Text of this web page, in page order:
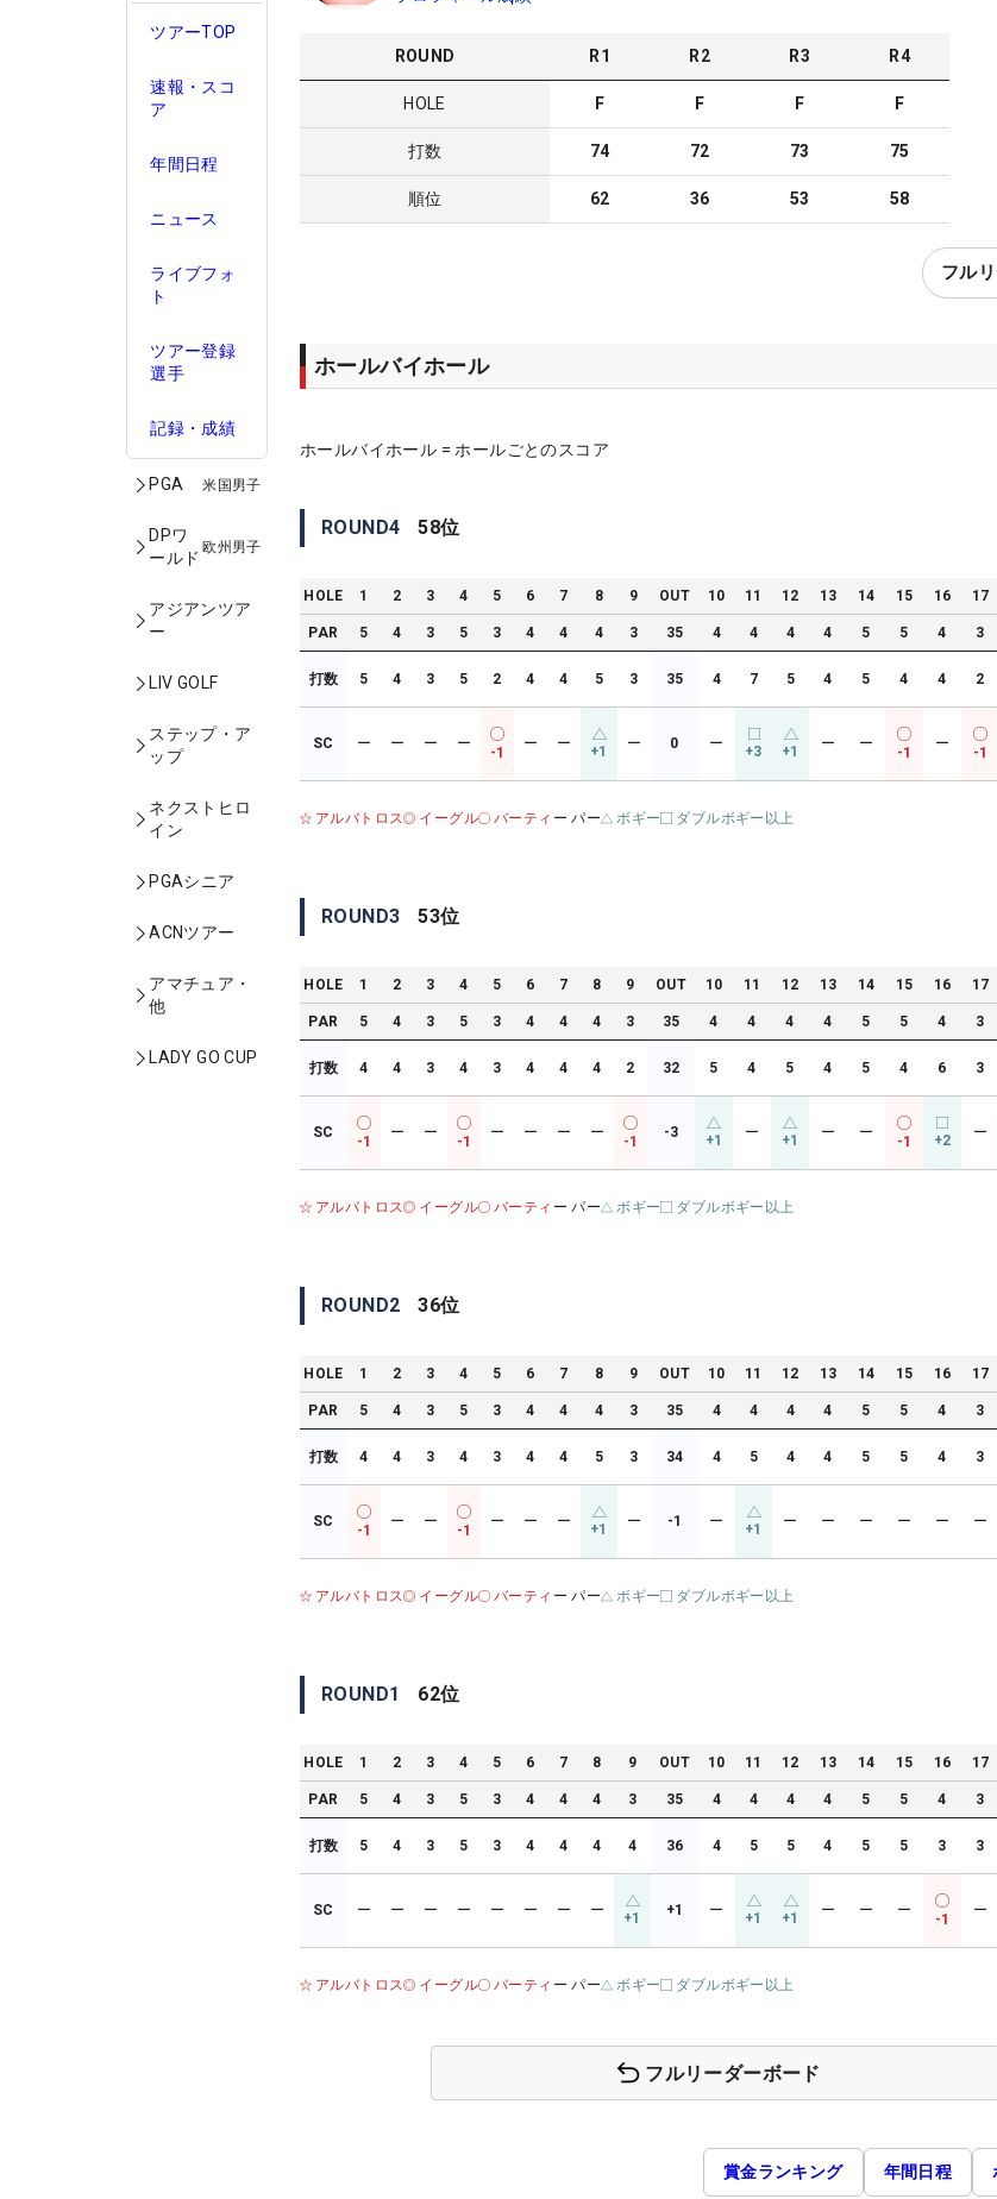
ツアーTOP
速報・スコ
ア
年間日程
ニュース
ライブフォ
ト
ツアー登録
選手
記録・成績
PGA 米国男子
DPワ
ールド
欧州男子
アジアンツア
ー
LIV GOLF
ステップ・ア
ップ
ネクストヒロ
イン
PGAシニア
ACNツアー
アマチュア・
他
LADY GO CUP
ROUND R1 R2 R3 R4
HOLE F F F F
打数 74 72 73 75
順位 62 36 53 58
フル
ホールバイホール
ホールバイホール = ホールごとのスコア
ROUND4 58位
HOLE 1 2 3 4 5 6 7 8 9 OUT 10 11 12 13 14 15 16 17
PAR 5 4 3 5 3 4 4 4 3 35 4 4 4 4 5 5 4 3
打数 5 4 3 5 2 4 4 5 3 35 4 7 5 4 5 4 4 2
SC ー ー ー ー
-1
ー ー +1 ー 0 ー +3 +1 ー ー
-1
ー
-1
アルバトロス イーグル バーティ ー パー ボギー ダブルボギー以上
ROUND3 53位
HOLE 1 2 3 4 5 6 7 8 9 OUT 10 11 12 13 14 15 16 17
PAR 5 4 3 5 3 4 4 4 3 35 4 4 4 4 5 5 4 3
打数 4 4 3 4 3 4 4 4 2 32 5 4 5 4 5 4 6 3
SC
-1
ー ー
-1
ー ー ー ー
-1
-3 +1 ー +1 ー ー
-1 +2 ー
アルバトロス イーグル バーティ ー パー ボギー ダブルボギー以上
ROUND2 36位
HOLE 1 2 3 4 5 6 7 8 9 OUT 10 11 12 13 14 15 16 17
PAR 5 4 3 5 3 4 4 4 3 35 4 4 4 4 5 5 4 3
打数 4 4 3 4 3 4 4 5 3 34 4 5 4 4 5 5 4 3
SC
-1
ー ー
-1
ー ー ー +1 ー -1 ー +1 ー ー ー ー ー ー
アルバトロス イーグル バーティ ー パー ボギー ダブルボギー以上
ROUND1 62位
HOLE 1 2 3 4 5 6 7 8 9 OUT 10 11 12 13 14 15 16 17
PAR 5 4 3 5 3 4 4 4 3 35 4 4 4 4 5 5 4 3
打数 5 4 3 5 3 4 4 4 4 36 4 5 5 4 5 5 3 3
SC ー ー ー ー ー ー ー ー +1 +1 ー +1 +1 ー ー ー
-1
ー
アルバトロス イーグル バーティ ー パー ボギー ダブルボギー以上
フルリーダーボード
賞金ランキング 年間日程